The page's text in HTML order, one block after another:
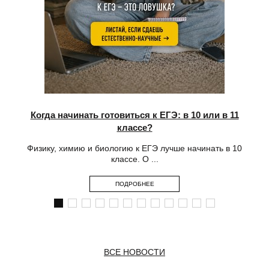
Когда начинать готовиться к ЕГЭ: в 10 или в 11
классе?
Физику, химию и биологию к ЕГЭ лучше начинать в 10
классе. О ...
ПОДРОБНЕЕ
ВСЕ НОВОСТИ